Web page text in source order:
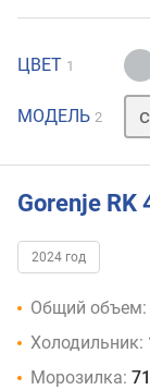
ЦВЕТ 1
МОДЕЛЬ 2
Gorenje RK
2024 год
Общий объем:
Холодильник:
Морозилка: